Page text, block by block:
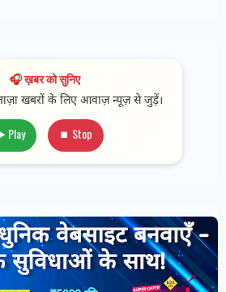
🎧 ख़बर को सुनिए
खबरों के लिए आवाज़ न्यूज़ से जुड़ें।
Play ⏹ Stop